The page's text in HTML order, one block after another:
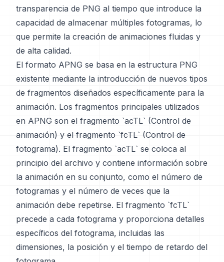
transparencia de PNG al tiempo que introduce la
capacidad de almacenar múltiples fotogramas, lo
que permite la creación de animaciones fluidas y
de alta calidad.
El formato APNG se basa en la estructura PNG
existente mediante la introducción de nuevos tipos
de fragmentos diseñados específicamente para la
animación. Los fragmentos principales utilizados
en APNG son el fragmento `acTL` (Control de
animación) y el fragmento `fcTL` (Control de
fotograma). El fragmento `acTL` se coloca al
principio del archivo y contiene información sobre
la animación en su conjunto, como el número de
fotogramas y el número de veces que la
animación debe repetirse. El fragmento `fcTL`
precede a cada fotograma y proporciona detalles
específicos del fotograma, incluidas las
dimensiones, la posición y el tiempo de retardo del